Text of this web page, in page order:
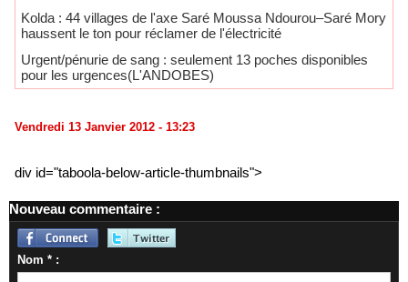
Kolda : 44 villages de l'axe Saré Moussa Ndourou–Saré Mory
haussent le ton pour réclamer de l'électricité
Urgent/pénurie de sang : seulement 13 poches disponibles
pour les urgences(L'ANDOBES)
Vendredi 13 Janvier 2012 - 13:23
div id="taboola-below-article-thumbnails">
Nouveau commentaire :
Nom * :